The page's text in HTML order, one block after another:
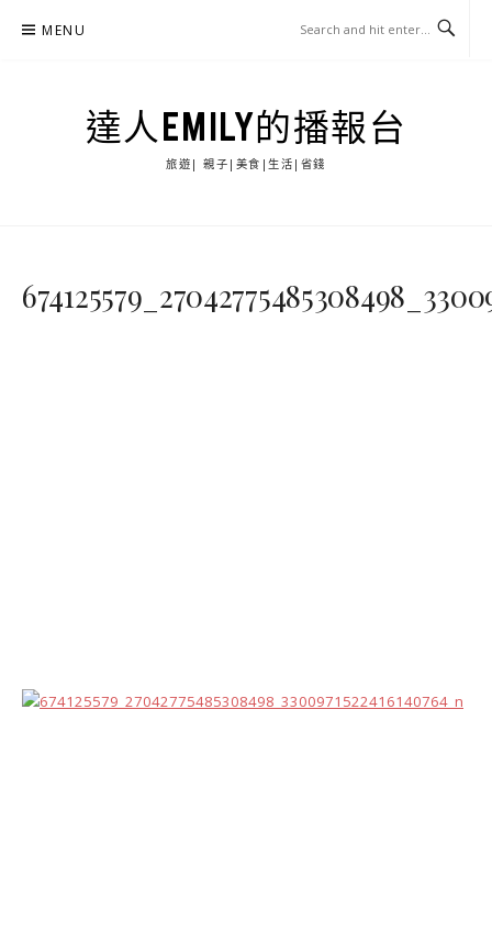
MENU
達人EMILY的播報台
旅遊| 親子|美食|生活|省錢